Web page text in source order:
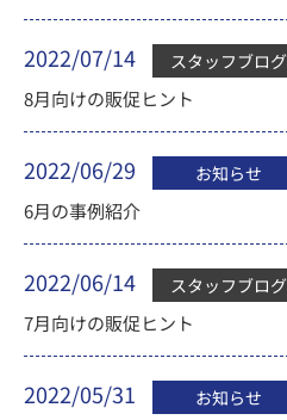
2022/07/14 スタッフブログ
8月向けの販促ヒント
2022/06/29 お知らせ
6月の事例紹介
2022/06/14 スタッフブログ
7月向けの販促ヒント
2022/05/31 お知らせ